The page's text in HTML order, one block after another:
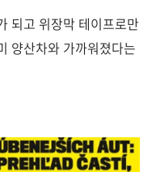
되고 위장막 테이프로만
양산차와 가까워졌다는